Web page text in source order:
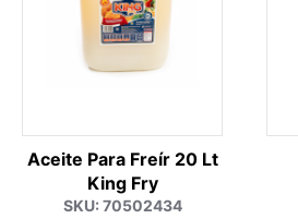
Aceite Para Freír 20 Lt
King Fry
SKU: 70502434